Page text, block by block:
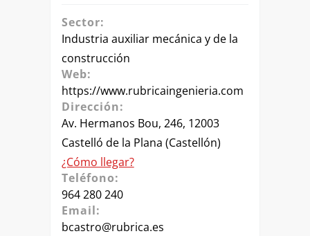
Sector:
Industria auxiliar mecánica y de la
construcción
Web:
https://www.rubricaingenieria.com
Dirección:
Av. Hermanos Bou, 246, 12003
Castelló de la Plana (Castellón)
¿Cómo llegar?
Teléfono:
964 280 240
Email:
bcastro@rubrica.es